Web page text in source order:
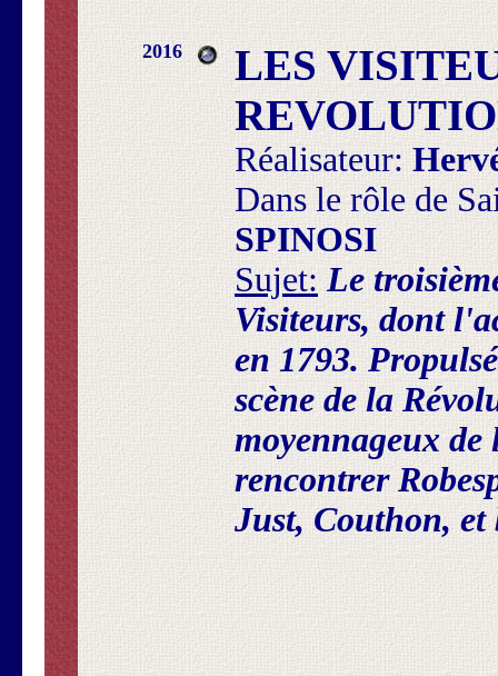
2016
LES
Réalisateur:
Dans le rôle de
SPINOSI
Sujet: Le
Visiteurs, dont
en 1793.
scène de la
moyennageux de
rencontrer
Just, Couthon, et